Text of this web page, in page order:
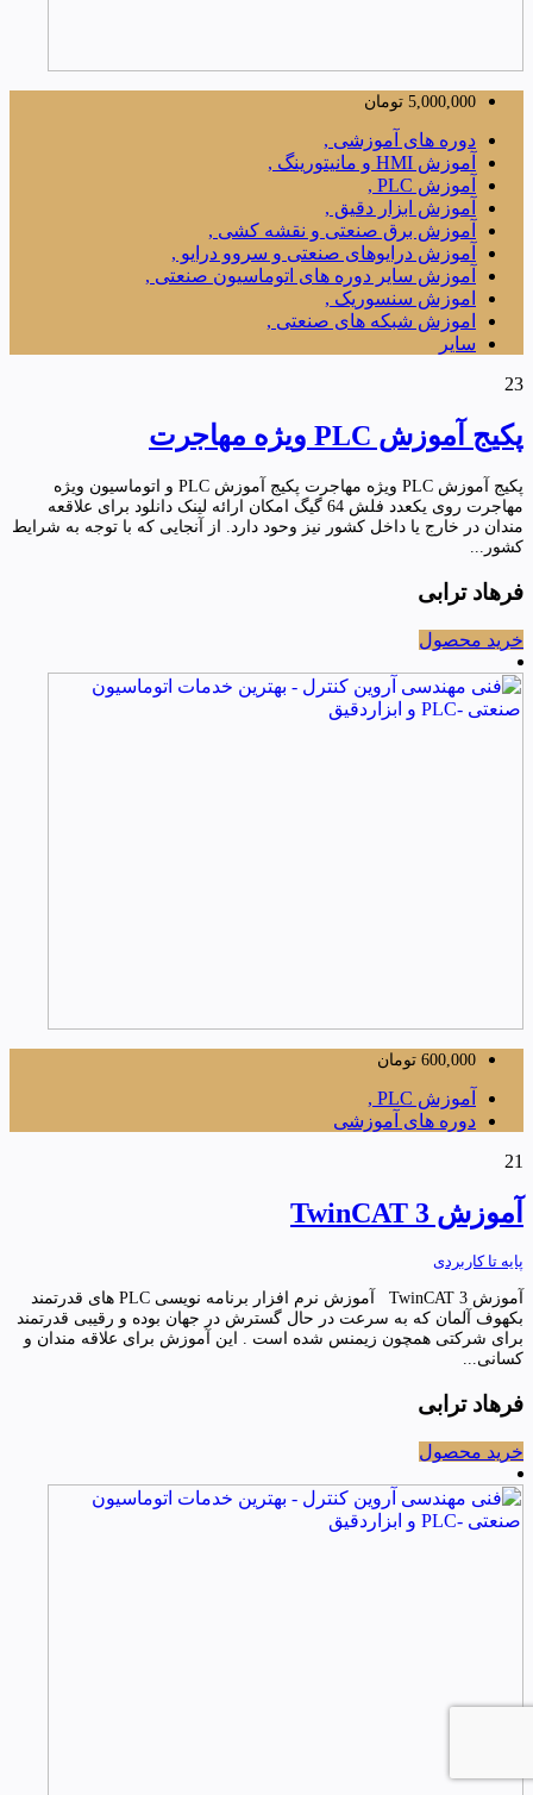
5,000,000 تومان
دوره های آموزشی ,
آموزش HMI و مانیتورینگ ,
آموزش PLC ,
آموزش ابزار دقیق ,
آموزش برق صنعتی و نقشه کشی ,
آموزش درایوهای صنعتی و سروو درایو ,
آموزش سایر دوره های اتوماسیون صنعتی ,
اموزش سنسوریک ,
اموزش شبکه های صنعتی ,
سایر
23
پکیج آموزش PLC ویژه مهاجرت
پکیج آموزش PLC ویژه مهاجرت پکیج آموزش PLC و اتوماسیون ویژه
مهاجرت روی یکعدد فلش 64 گیگ امکان ارائه لینک دانلود برای علاقعه
مندان در خارج یا داخل کشور نیز وحود دارد. از آنجایی که با توجه به شرایط
کشور...
فرهاد ترابی
خرید محصول
600,000 تومان
آموزش PLC ,
دوره های آموزشی
21
آموزش TwinCAT 3
پایه تا کاربردی
آموزش TwinCAT 3 آموزش نرم افزار برنامه نویسی PLC های قدرتمند
بکهوف آلمان که به سرعت در حال گسترش در جهان بوده و رقیبی قدرتمند
برای شرکتی همچون زیمنس شده است . این آموزش برای علاقه مندان و
کسانی...
فرهاد ترابی
خرید محصول